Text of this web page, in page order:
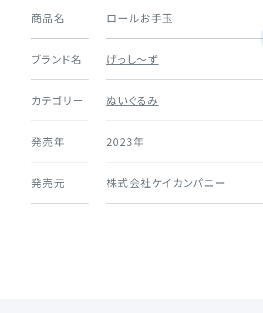
商品名 ロールお手玉
ブランド名 げっし～ず
カテゴリー ぬいぐるみ
発売年 2023年
発売元 株式会社ケイカンパニー